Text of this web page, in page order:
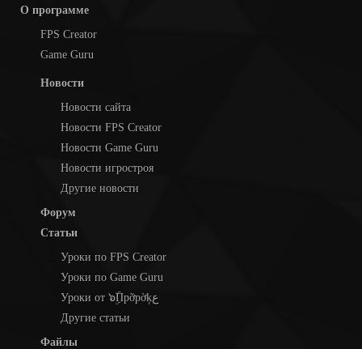
О программе
FPS Creator
Game Guru
Новости
Новости сайта
Новости FPS Creator
Новости Game Guru
Новости игростроя
Другие новости
Форум
Статьи
Уроки по FPS Creator
Уроки по Game Guru
Уроки от ๖ۣۜПpỡpờķع
Другие статьи
Файлы